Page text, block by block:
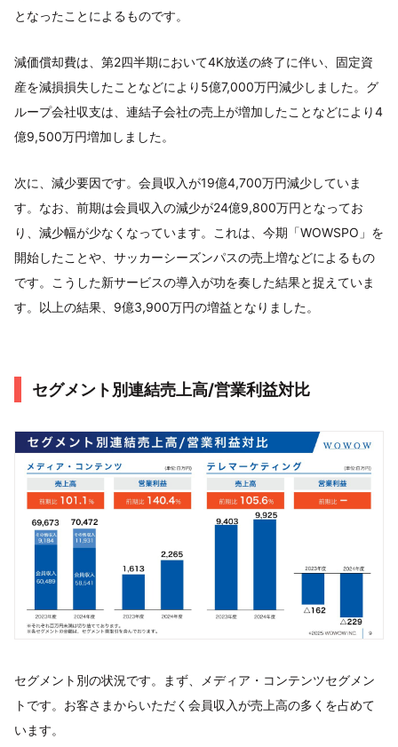
となったことによるものです。
減価償却費は、第2四半期において4K放送の終了に伴い、固定資
産を減損損失したことなどにより5億7,000万円減少しました。グ
ループ会社収支は、連結子会社の売上が増加したことなどにより4
億9,500万円増加しました。
次に、減少要因です。会員収入が19億4,700万円減少していま
す。なお、前期は会員収入の減少が24億9,800万円となってお
り、減少幅が少なくなっています。これは、今期「WOWSPO」を
開始したことや、サッカーシーズンパスの売上増などによるもの
です。こうした新サービスの導入が功を奏した結果と捉えていま
す。以上の結果、9億3,900万円の増益となりました。
セグメント別連結売上高/営業利益対比
セグメント別の状況です。まず、メディア・コンテンツセグメン
トです。お客さまからいただく会員収入が売上高の多くを占めて
います。